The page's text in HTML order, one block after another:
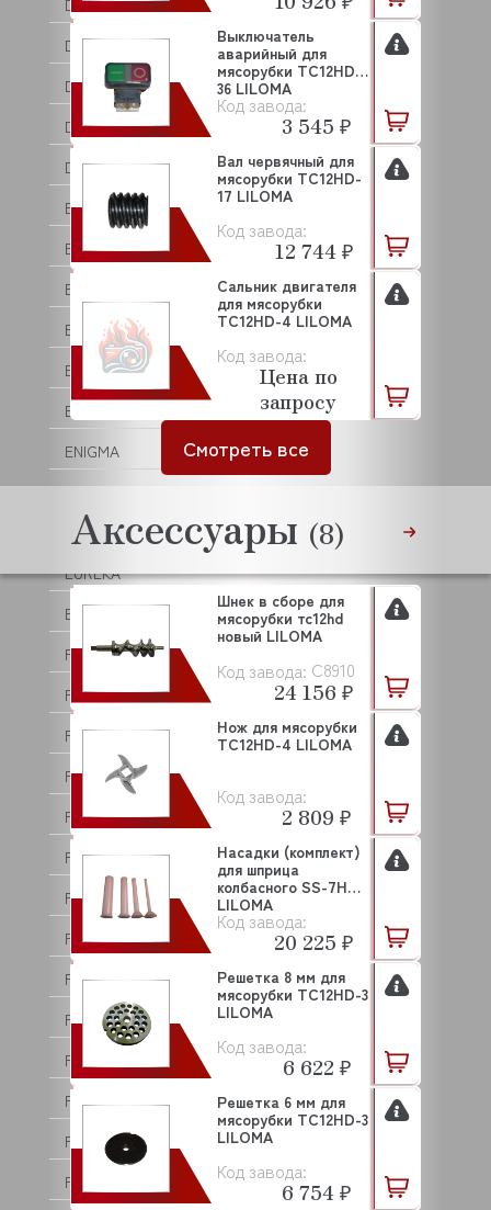
DISTFORM
DOLPHIN
DOMINATOR
DRY AGER
DYNAMIC
EKSI
ELECTROLUX (ZANUSSI)
ELETTROBAR
ELFRAMO
EMMEPI
EMPERO
ENIGMA
EQTA
EURAST
EUREKA
EVEREST
FABRISTEEL
FAEMA
FAGOR
FAMA
FEUMA
FIAMMA
FIMAR
FIORENZATO
FLAMEMAX
FLAMIC
FM INDUSTRIAL
FOINOX
FOLLETT
FOODATLAS
Код завода:
Выключатель
аварийный для
мясорубки ТС12HD-
36 LILOMA
3 545 ₽
Код завода:
Вал червячный для
мясорубки ТС12HD-
17 LILOMA
12 744 ₽
Код завода:
Сальник двигателя
для мясорубки
ТС12HD-4 LILOMA
Цена по
запросу
Смотреть все
Аксессуары (8)
Код завода: C8910
Шнек в сборе для
мясорубки тс12hd
новый LILOMA
24 156 ₽
Код завода:
Нож для мясорубки
TC12HD-4 LILOMA
2 809 ₽
Код завода:
Насадки (комплект)
для шприца
колбасного SS-7H
LILOMA
20 225 ₽
Код завода:
Решетка 8 мм для
мясорубки TC12HD-3
LILOMA
6 622 ₽
Код завода:
Решетка 6 мм для
мясорубки TC12HD-3
LILOMA
6 754 ₽